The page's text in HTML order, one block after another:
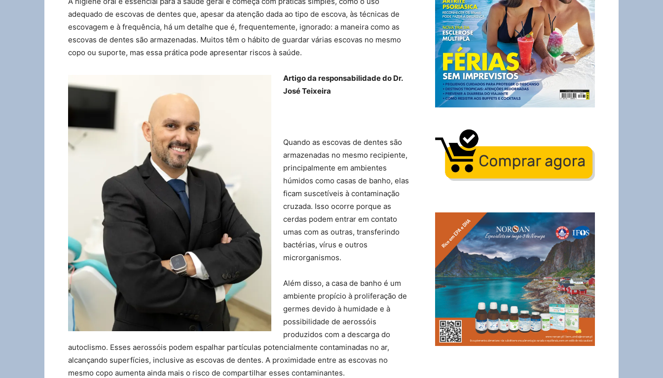
adequado de escovas de dentes que, apesar da atenção dada ao tipo de escova, às técnicas de
escovagem e à frequência, há um detalhe que é, frequentemente, ignorado: a maneira como as
escovas de dentes são armazenadas. Muitos têm o hábito de guardar várias escovas no mesmo
copo ou suporte, mas essa prática pode apresentar riscos à saúde.
Artigo da responsabilidade do Dr.
José Teixeira
Quando as escovas de dentes são
armazenadas no mesmo recipiente,
principalmente em ambientes
húmidos como casas de banho, elas
ficam suscetíveis à contaminação
cruzada. Isso ocorre porque as
cerdas podem entrar em contato
umas com as outras, transferindo
bactérias, vírus e outros
microrganismos.
Além disso, a casa de banho é um
ambiente propício à proliferação de
germes devido à humidade e à
possibilidade de aerossóis
produzidos com a descarga do
autoclismo. Esses aerossóis podem espalhar partículas potencialmente contaminadas no ar,
alcançando superfícies, inclusive as escovas de dentes. A proximidade entre as escovas no
mesmo copo aumenta ainda mais o risco de compartilhar esses contaminantes.